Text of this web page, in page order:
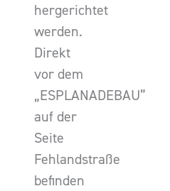
hergerichtet
werden.
Direkt
vor dem
„ESPLANADEBAU”
auf der
Seite
Fehlandstraße
befinden